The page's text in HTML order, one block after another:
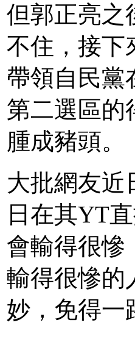
但郭正亮之
不住，接下
帶領自民黨
第二選區的
腫成豬頭。
大批網友近
日在其YT
會輸得很慘
輸得很慘的
妙，免得一